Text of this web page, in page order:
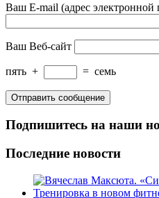
Ваш E-mail (адрес электронной
Ваш Веб-сайт
пять + = семь
Подпишитесь на наши
Последние новости